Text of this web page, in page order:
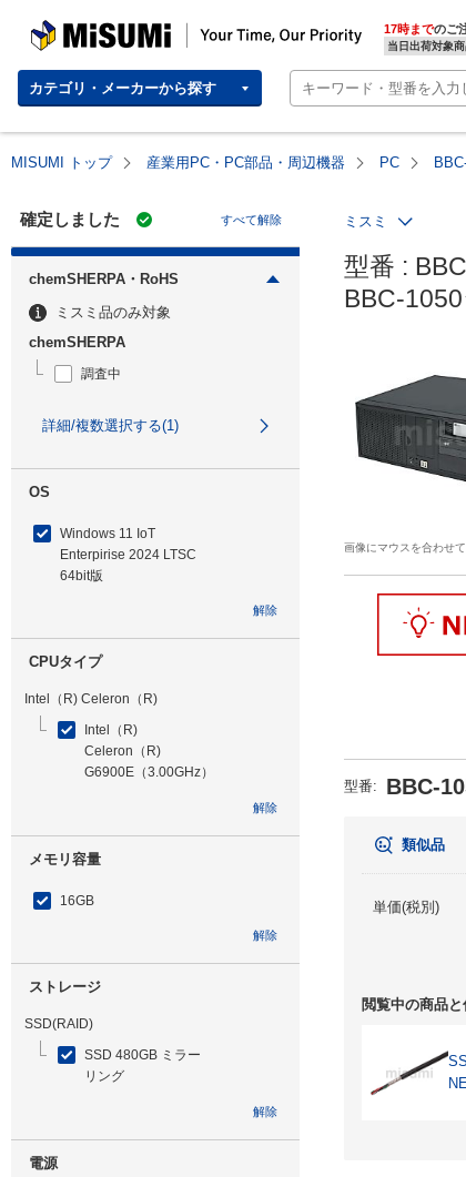
MISUMI | Your Time, Our Priority 17時までのご
当日出荷対象
カテゴリ・メーカーから探す
MISUMI トップ 産業用PC・PC部品・周辺機器 PC
確定しました すべて解除
chemSHERPA・RoHS
ミスミ品のみ対象
chemSHERPA
調査中
詳細/複数選択する(1)
OS
Windows 11 IoT
Enterpirise 2024 LTSC
64bit版
解除
CPUタイプ
Intel（R) Celeron（R)
Intel（R)
Celeron（R)
G6900E（3.00GHz）
解除
メモリ容量
16GB
解除
ストレージ
SSD(RAID)
SSD 480GB ミラー
リング
解除
電源
ミスミ
型番 :
BBC-
画像にマウスを合わせ
型番: BBC-
類似品
単価(税別)
閲覧中の商品